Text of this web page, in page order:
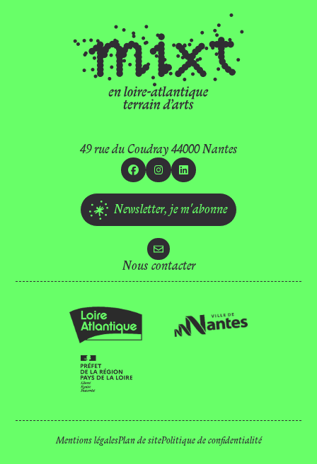
49 rue du Coudray 44000 Nantes
FacebookInstagramLinkedin
Newsletter, je m'abonne
Nous contacter
Mentions légalesPlan de sitePolitique de confidentialité